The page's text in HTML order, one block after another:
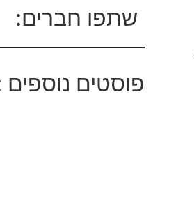
שתפו חברים:
פוסטים נוספים